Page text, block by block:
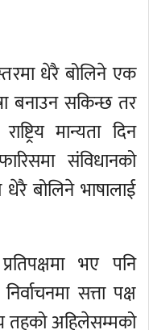
धेरै बोलिने एक
बनाउन सकिन्छ तर
मान्यता दिन
संविधानको
बोलिने भाषालाई
भए पनि
सत्ता पक्ष
तहको अहिलेसम्मको